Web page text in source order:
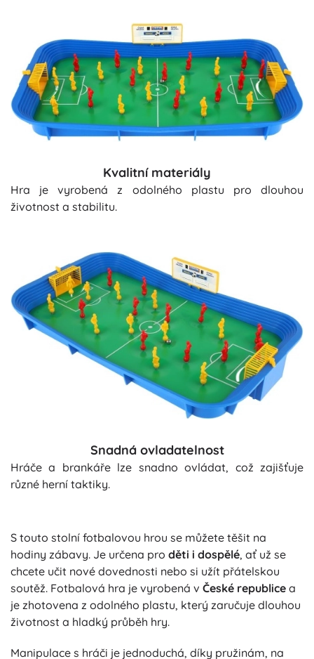
Kvalitní materiály
Hra je vyrobená z odolného plastu pro dlouhou
životnost a stabilitu.
Snadná ovladatelnost
Hráče a brankáře lze snadno ovládat, což zajišťuje
různé herní taktiky.
S touto stolní fotbalovou hrou se můžete těšit na
hodiny zábavy. Je určena pro děti i dospělé, ať už se
chcete učit nové dovednosti nebo si užít přátelskou
soutěž. Fotbalová hra je vyrobená v České republice a
je zhotovena z odolného plastu, který zaručuje dlouhou
životnost a hladký průběh hry.
Manipulace s hráči je jednoduchá, díky pružinám, na